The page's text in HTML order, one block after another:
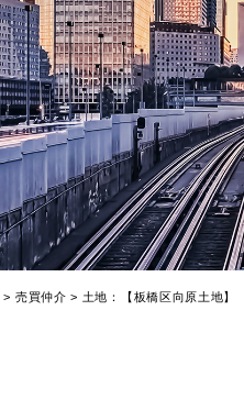
> 売買仲介 > 土地：【板橋区向原土地】